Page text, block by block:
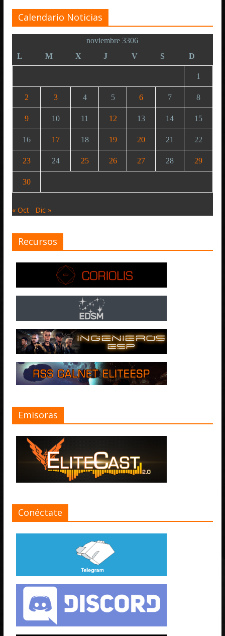
Calendario Noticias
noviembre 3306
L
M X J V S D
1
2 3 4 5 6 7 8
9 10 11 12 13 14 15
16 17 18 19 20 21 22
23 24 25 26 27 28 29
30
« Oct Dic »
Recursos
Emisoras
Conéctate